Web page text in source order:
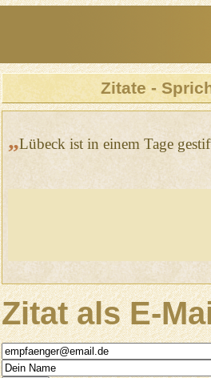
Zitate -
„Lübeck ist in einem Tage
Zitat als E-